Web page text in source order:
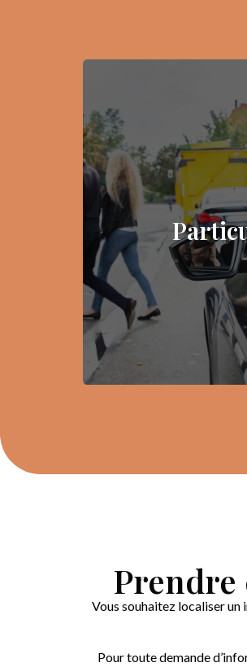
Prendre
Vous souhaitez localiser un
Pour toute demande